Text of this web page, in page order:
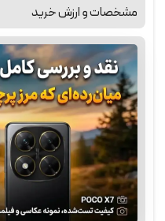
مشخصات و ارزش خرید